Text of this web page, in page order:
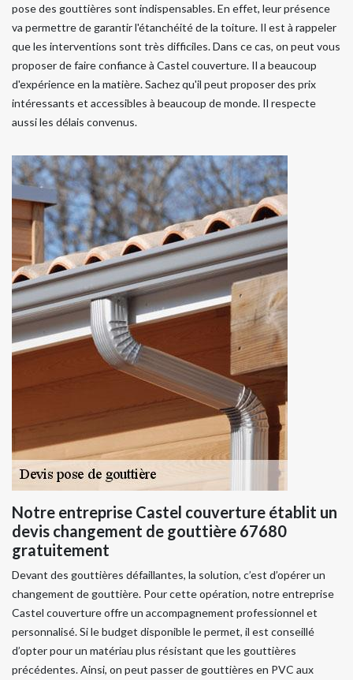
pose des gouttières sont indispensables. En effet, leur présence
va permettre de garantir l'étanchéité de la toiture. Il est à rappeler
que les interventions sont très difficiles. Dans ce cas, on peut vous
proposer de faire confiance à Castel couverture. Il a beaucoup
d'expérience en la matière. Sachez qu'il peut proposer des prix
intéressants et accessibles à beaucoup de monde. Il respecte
aussi les délais convenus.
Notre entreprise Castel couverture établit un
devis changement de gouttière 67680
gratuitement
Devant des gouttières défaillantes, la solution, c’est d’opérer un
changement de gouttière. Pour cette opération, notre entreprise
Castel couverture offre un accompagnement professionnel et
personnalisé. Si le budget disponible le permet, il est conseillé
d’opter pour un matériau plus résistant que les gouttières
précédentes. Ainsi, on peut passer de gouttières en PVC aux